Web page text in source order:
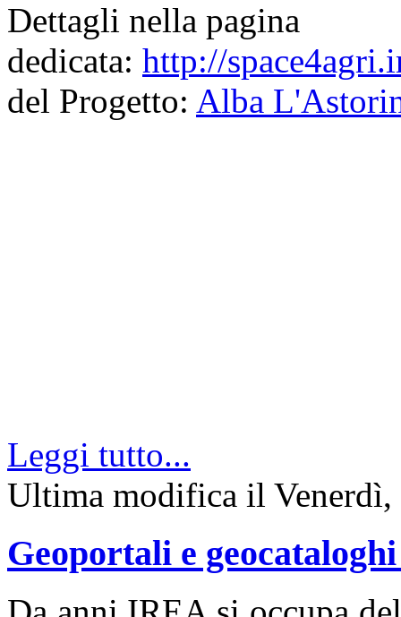
Dettagli nella pagina
dedicata: http://
del Progetto: Alba
Leggi tutto...
Ultima modifica il
Geoportali e